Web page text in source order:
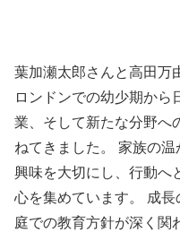
葉加瀬太郎さんと高田万
ロンドンでの幼少期から
業、そして新たな分野へ
ねてきました。 家族の
興味を大切にし、行動へ
心を集めています。 成
庭での教育方針が深く関